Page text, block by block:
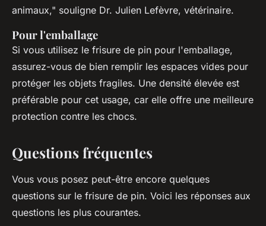
animaux," souligne Dr. Julien Lefèvre, vétérinaire.
Pour l'emballage
Si vous utilisez le frisure de pin pour l'emballage,
assurez-vous de bien remplir les espaces vides pour
protéger les objets fragiles. Une densité élevée est
préférable pour cet usage, car elle offre une meilleure
protection contre les chocs.
Questions fréquentes
Vous vous posez peut-être encore quelques
questions sur le frisure de pin. Voici les réponses aux
questions les plus courantes.